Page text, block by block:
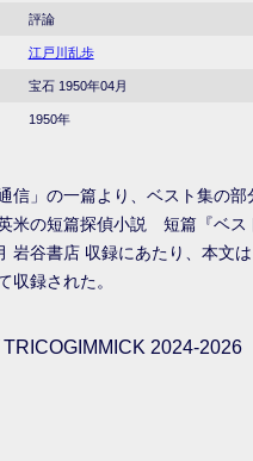
評論
江戸川乱歩
宝石 1950年04月
1950年
信」の一篇より、ベスト集の部
米の短篇探偵小説 短篇『ベス
岩谷書店 収録にあたり、本
収録された。
2024-2026